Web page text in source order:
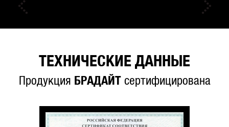
ТЕХНИЧЕСКИЕ ДАННЫЕ
Продукция БРАДАЙТсертифицирована